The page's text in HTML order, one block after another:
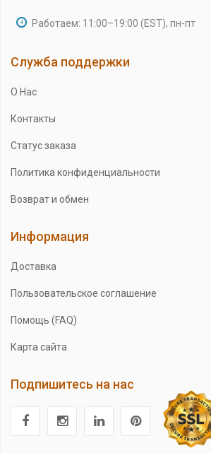
Работаем: 11:00–19:00 (EST), пн-пт
Служба поддержки
О Нас
Контакты
Статус заказа
Политика конфиденциальности
Возврат и обмен
Информация
Доставка
Пользовательское соглашение
Помощь (FAQ)
Карта сайта
Подпишитесь на нас